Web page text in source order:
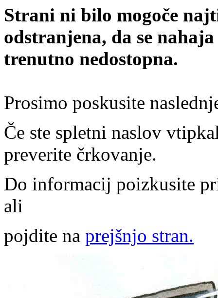
Strani ni bilo mogoče
odstranjena, da se
trenutno nedostopna.
Prosimo poskusite
Če ste spletni naslov
preverite črkovanje.
Do informacij poizkusite
ali
pojdite na prejšnjo stran.